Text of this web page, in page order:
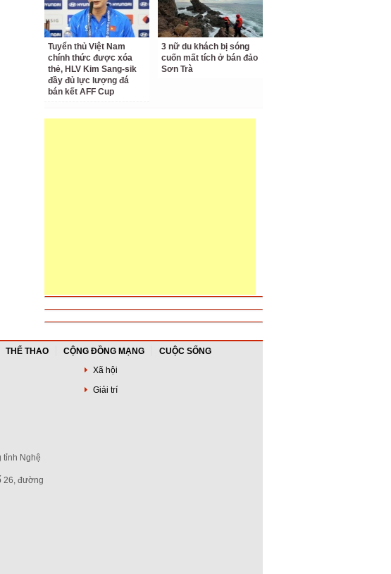
Tuyển thủ Việt Nam
chính thức được xóa
thẻ, HLV Kim Sang-sik
đầy đủ lực lượng đá
bán kết AFF Cup
3 nữ du khách bị sóng
cuốn mất tích ở bán đảo
Sơn Trà
THỂ THAO CỘNG ĐỒNG MẠNG
CUỘC SỐNG
Xã hội
Giải trí
tỉnh Nghệ
26, đường